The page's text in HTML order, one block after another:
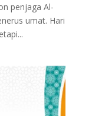
penjaga Al-
umat. Hari